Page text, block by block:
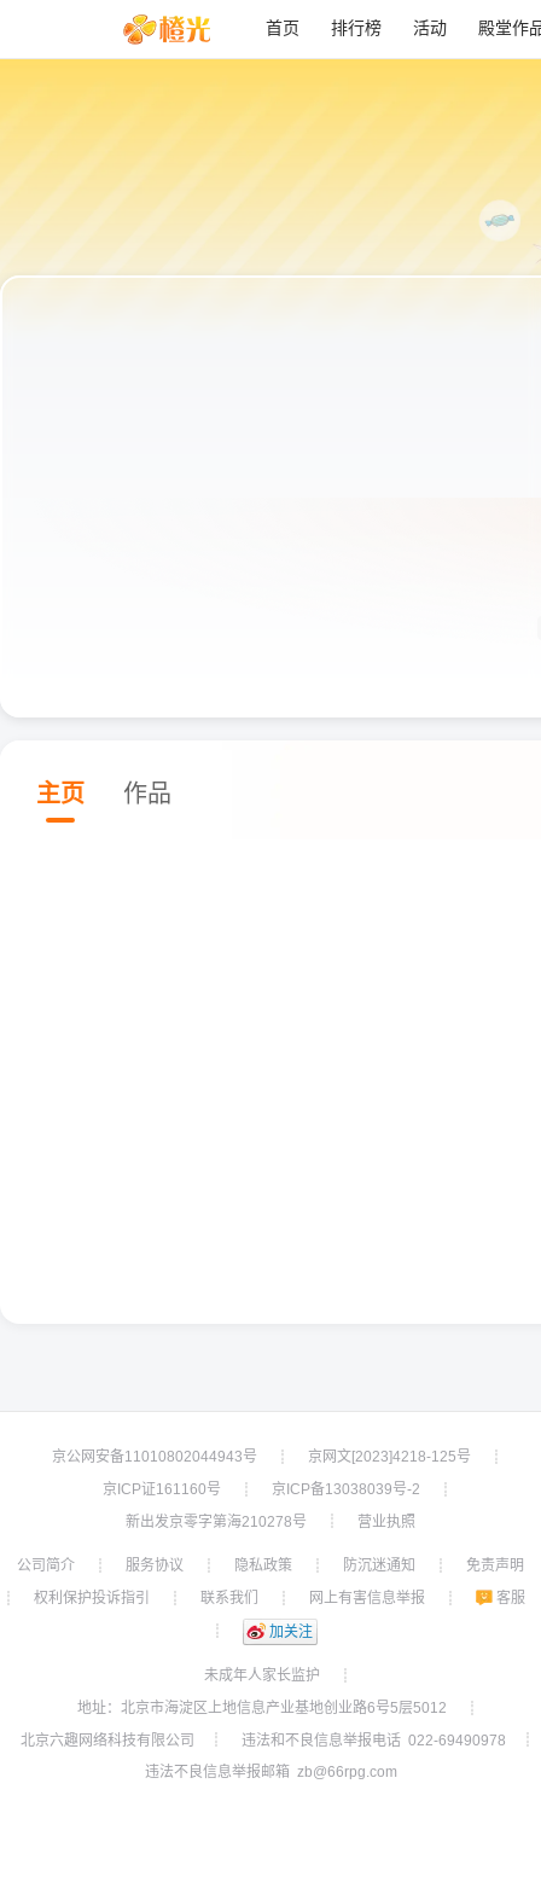
首页 排行榜 活动 殿堂作
主页 作品
京公网安备11010802044943号 ┊ 京网文[2023]4218-125号
┊
京ICP证161160号
┊ 京ICP备13038039号-2
┊
新出发京零字第海210278号
┊ 营业执照
公司简介 ┊ 服务协议 ┊ 隐私政策 ┊ 防沉迷通知 ┊
免责声明
┊
权利保护投诉指引 ┊ 联系我们 ┊ 网上有害信息举报 ┊
客服
┊
加关注
未成年人家长监护
┊
地址：北京市海淀区上地信息产业基地创业路6号5层5012
┊
北京六趣网络科技有限公司
┊ 违法和不良信息举报电话 022-69490978
┊
违法不良信息举报邮箱 zb@66rpg.com